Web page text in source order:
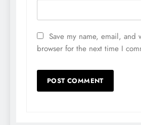
Save my name, email, and
browser for the next time I